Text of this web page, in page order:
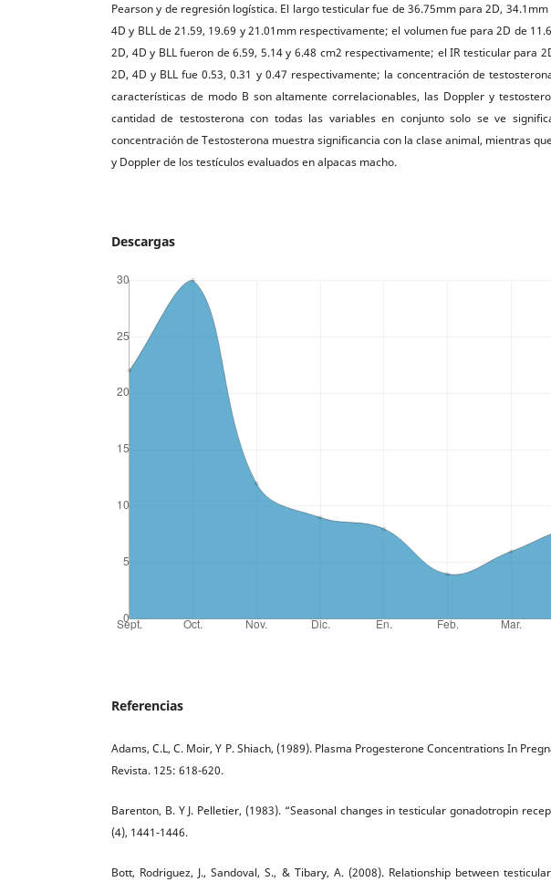
Pearson y de regresión logística. El largo testicular fue de 36.75mm para 2D,
4D y BLL de 21.59, 19.69 y 21.01mm respectivamente; el volumen fue para 2D de
2D, 4D y BLL fueron de 6.59, 5.14 y 6.48 cm2 respectivamente; el IR testicular para
2D, 4D y BLL fue 0.53, 0.31 y 0.47 respectivamente; la concentración de
características de modo B son altamente correlacionables, las Doppler y
cantidad de testosterona con todas las variables en conjunto solo se ve
concentración de Testosterona muestra significancia con la clase animal, mientras
y Doppler de los testículos evaluados en alpacas macho.
Descargas
Referencias
Adams, C.L, C. Moir, Y P. Shiach, (1989). Plasma Progesterone Concentrations In
Revista. 125: 618-620.
Barenton, B. Y J. Pelletier, (1983). “Seasonal changes in testicular gonadotropin
(4), 1441-1446.
Bott, Rodriguez, J., Sandoval, S., & Tibary, A. (2008). Relationship between